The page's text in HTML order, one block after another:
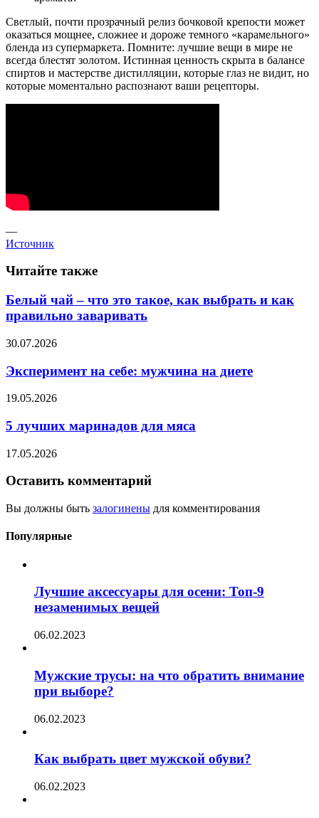
Светлый, почти прозрачный релиз бочковой крепости может
оказаться мощнее, сложнее и дороже темного «карамельного»
бленда из супермаркета. Помните: лучшие вещи в мире не
всегда блестят золотом. Истинная ценность скрыта в балансе
спиртов и мастерстве дистилляции, которые глаз не видит, но
которые моментально распознают ваши рецепторы.
—
Источник
Читайте также
Белый чай – что это такое, как выбрать и как
правильно заваривать
30.07.2026
Эксперимент на себе: мужчина на диете
19.05.2026
5 лучших маринадов для мяса
17.05.2026
Оставить комментарий
Вы должны быть залогинены для комментирования
Популярные
Лучшие аксессуары для осени: Топ-9
незаменимых вещей
06.02.2023
Мужские трусы: на что обратить внимание
при выборе?
06.02.2023
Как выбрать цвет мужской обуви?
06.02.2023